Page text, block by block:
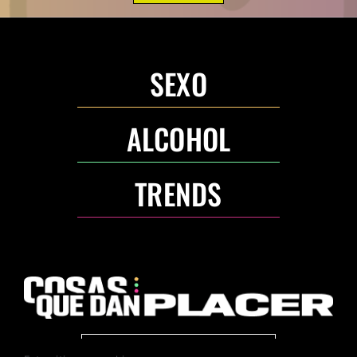
SEXO
ALCOHOL
TRENDS
ANUNCIA CON NOSOTROS